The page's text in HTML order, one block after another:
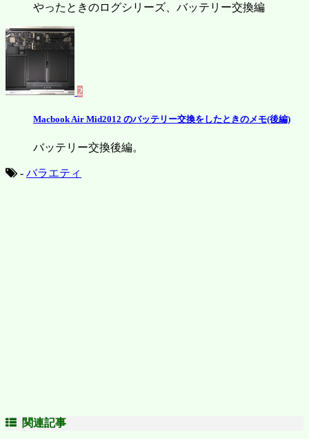
やったときのログシリーズ、バッテリー交換編
2
Macbook Air Mid2012 のバッテリー交換をしたときのメモ(後編)
バッテリー交換後編。
- バラエティ
関連記事